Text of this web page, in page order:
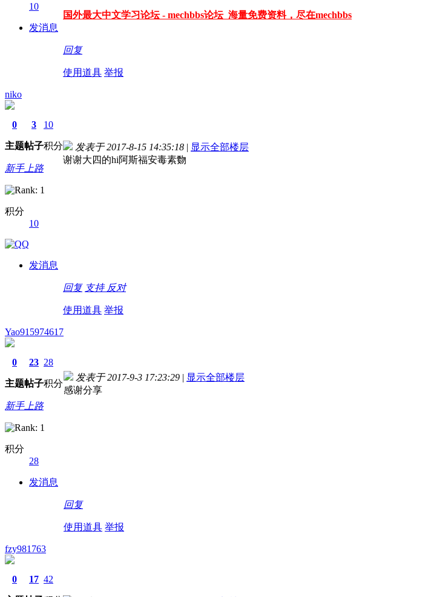
10
发消息
国外最大中文学习论坛 - mechbbs论坛 海量免费资料，尽在mechbbs
回复
使用道具 举报
niko
0
主题
3
帖子
10
积分
新手上路
积分
10
发消息
发表于 2017-8-15 14:35:18 | 显示全部楼层
谢谢大四的hi阿斯福安毒素覅
回复 支持 反对
使用道具 举报
Yao915974617
0
主题
23
帖子
28
积分
新手上路
积分
28
发消息
发表于 2017-9-3 17:23:29 | 显示全部楼层
感谢分享
回复
使用道具 举报
fzy981763
0 17 42